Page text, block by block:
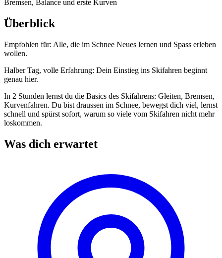
Bremsen, Balance und erste Kurven
Überblick
Empfohlen für: Alle, die im Schnee Neues lernen und Spass erleben
wollen.
Halber Tag, volle Erfahrung: Dein Einstieg ins Skifahren beginnt
genau hier.
In 2 Stunden lernst du die Basics des Skifahrens: Gleiten, Bremsen,
Kurvenfahren. Du bist draussen im Schnee, bewegst dich viel, lernst
schnell und spürst sofort, warum so viele vom Skifahren nicht mehr
loskommen.
Was dich erwartet